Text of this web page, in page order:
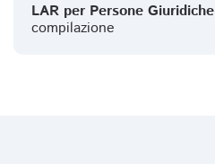
LAR per Persone Giuridiche
compilazione